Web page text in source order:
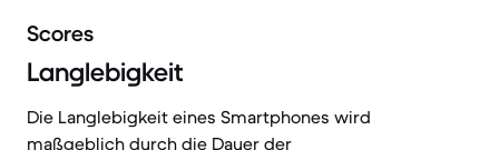
Scores
Langlebigkeit
Die Langlebigkeit eines Smartphones wird
maßgeblich durch die Dauer der